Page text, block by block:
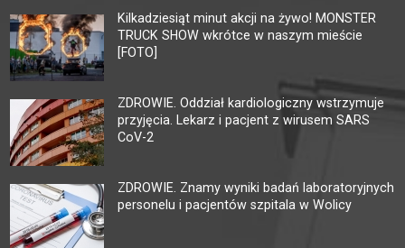
Kilkadziesiąt minut akcji na żywo! MONSTER
TRUCK SHOW wkrótce w naszym mieście
[FOTO]
ZDROWIE. Oddział kardiologiczny wstrzymuje
przyjęcia. Lekarz i pacjent z wirusem SARS
CoV-2
ZDROWIE. Znamy wyniki badań laboratoryjnych
personelu i pacjentów szpitala w Wolicy